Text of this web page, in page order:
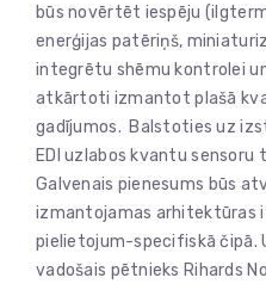
būs novērtēt iespēju
enerģijas patēriņš,
integrētu shēmu kontrolei
atkārtoti izmantot plašā
gadījumos. Balstoties uz
EDI uzlabos kvantu
Galvenais pienesums būs
izmantojamas arhitektūras
pielietojum-specifiskā čipā.
vadošais pētnieks Rihards